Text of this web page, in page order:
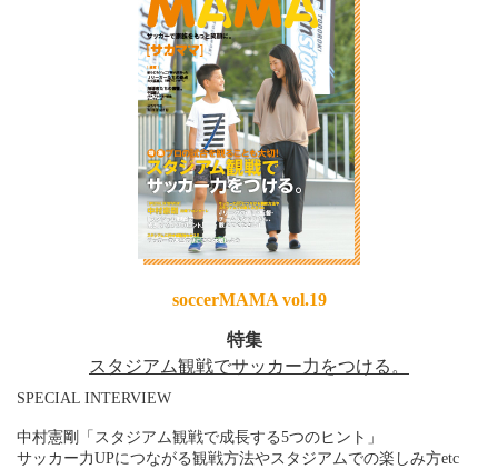
soccerMAMA vol.19
特集
スタジアム観戦でサッカー力をつける。
SPECIAL INTERVIEW
中村憲剛「スタジアム観戦で成長する5つのヒント」
サッカー力UPにつながる観戦方法やスタジアムでの楽しみ方etc